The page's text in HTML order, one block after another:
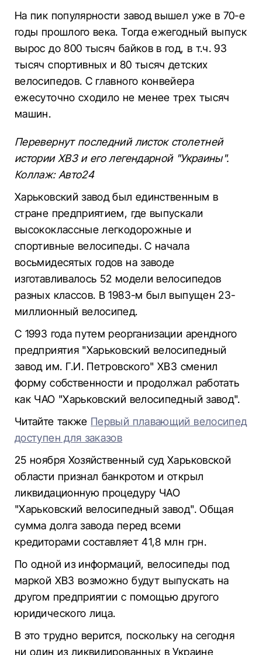
На пик популярности завод вышел уже в 70-е
годы прошлого века. Тогда ежегодный выпуск
вырос до 800 тысяч байков в год, в т.ч. 93
тысяч спортивных и 80 тысяч детских
велосипедов. С главного конвейера
ежесуточно сходило не менее трех тысяч
машин.
Перевернут последний листок столетней
истории ХВЗ и его легендарной "Украины".
Коллаж: Авто24
Харьковский завод был единственным в
стране предприятием, где выпускали
высококлассные легкодорожные и
спортивные велосипеды. С начала
восьмидесятых годов на заводе
изготавливалось 52 модели велосипедов
разных классов. В 1983-м был выпущен 23-
миллионный велосипед.
С 1993 года путем реорганизации арендного
предприятия "Харьковский велосипедный
завод им. Г.И. Петровского" ХВЗ сменил
форму собственности и продолжал работать
как ЧАО "Харьковский велосипедный завод".
Читайте также Первый плавающий велосипед
доступен для заказов
25 ноября Хозяйственный суд Харьковской
области признал банкротом и открыл
ликвидационную процедуру ЧАО
"Харьковский велосипедный завод". Общая
сумма долга завода перед всеми
кредиторами составляет 41,8 млн грн.
По одной из информаций, велосипеды под
маркой ХВЗ возможно будут выпускать на
другом предприятии с помощью другого
юридического лица.
В это трудно верится, поскольку на сегодня
ни один из ликвидированных в Украине